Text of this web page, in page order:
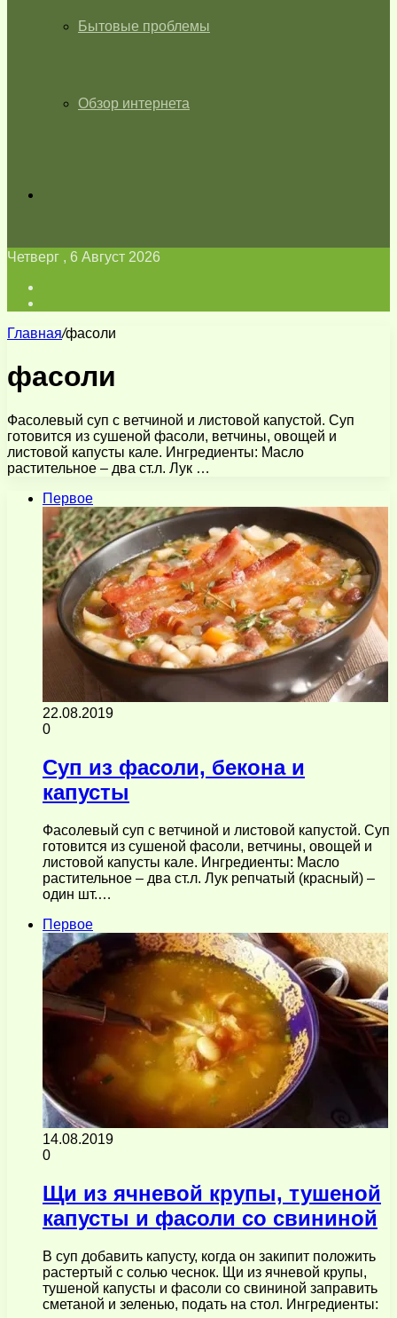
Бытовые проблемы
Обзор интернета
Четверг , 6 Август 2026
Главная/фасоли
фасоли
Фасолевый суп с ветчиной и листовой капустой. Суп
готовится из сушеной фасоли, ветчины, овощей и
листовой капусты кале. Ингредиенты: Масло
растительное – два ст.л. Лук …
Первое
22.08.2019
0
Суп из фасоли, бекона и
капусты
Фасолевый суп с ветчиной и листовой капустой. Суп
готовится из сушеной фасоли, ветчины, овощей и
листовой капусты кале. Ингредиенты: Масло
растительное – два ст.л. Лук репчатый (красный) –
один шт.…
Первое
14.08.2019
0
Щи из ячневой крупы, тушеной
капусты и фасоли со свининой
В суп добавить капусту, когда он закипит положить
растертый с солью чеснок. Щи из ячневой крупы,
тушеной капусты и фасоли со свининой заправить
сметаной и зеленью, подать на стол. Ингредиенты: